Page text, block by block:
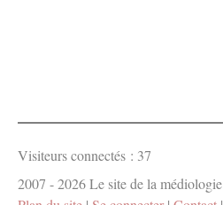
Visiteurs connectés : 37
2007 - 2026 Le site de la médiologie